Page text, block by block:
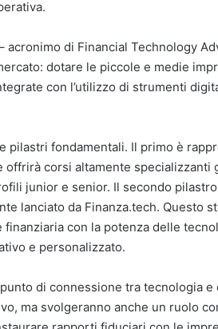
acronimo di Financial Technology
dotare le piccole e medie
con l’utilizzo di strumenti
pilastri fondamentali. Il primo è
offrirà corsi altamente specializzanti
junior e senior. Il secondo
lanciato da Finanza.tech. Questo
con la potenza delle
e personalizzato.
di connessione tra tecnologia
ma svolgeranno anche un ruolo